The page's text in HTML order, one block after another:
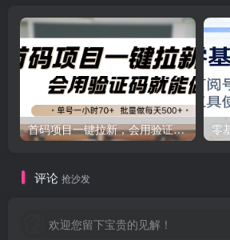
首码项目一键拉新，会用验证码就能做 单号一小时70+，批量做每天500+
评论 抢沙发
欢迎您留下宝贵的见解！